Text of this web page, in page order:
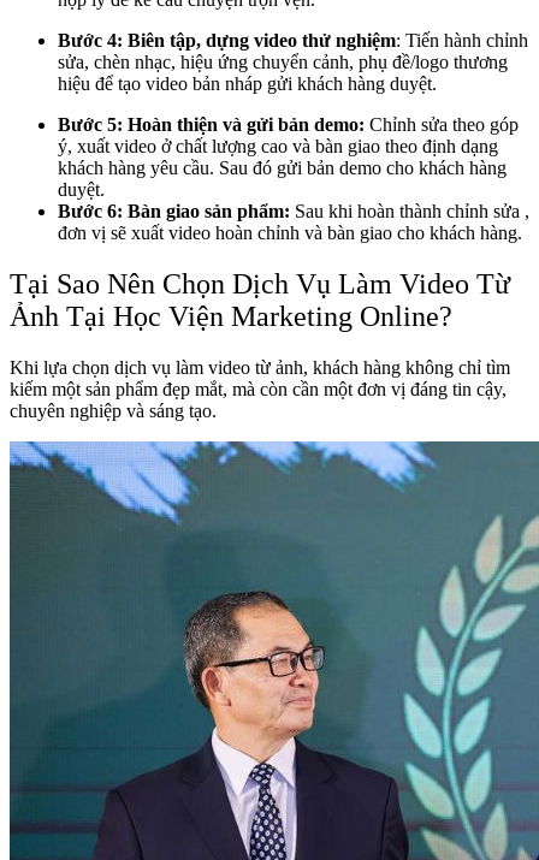
Bước 4: Biên tập, dựng video thử nghiệm: Tiến hành chỉnh
sửa, chèn nhạc, hiệu ứng chuyển cảnh, phụ đề/logo thương
hiệu để tạo video bản nháp gửi khách hàng duyệt.
Bước 5: Hoàn thiện và gửi bản demo: Chỉnh sửa theo góp
ý, xuất video ở chất lượng cao và bàn giao theo định dạng
khách hàng yêu cầu. Sau đó gửi bản demo cho khách hàng
duyệt.
Bước 6: Bàn giao sản phẩm: Sau khi hoàn thành chỉnh sửa ,
đơn vị sẽ xuất video hoàn chỉnh và bàn giao cho khách hàng.
Tại Sao Nên Chọn Dịch Vụ Làm Video Từ
Ảnh Tại Học Viện Marketing Online?
Khi lựa chọn dịch vụ làm video từ ảnh, khách hàng không chỉ tìm
kiếm một sản phẩm đẹp mắt, mà còn cần một đơn vị đáng tin cậy,
chuyên nghiệp và sáng tạo.